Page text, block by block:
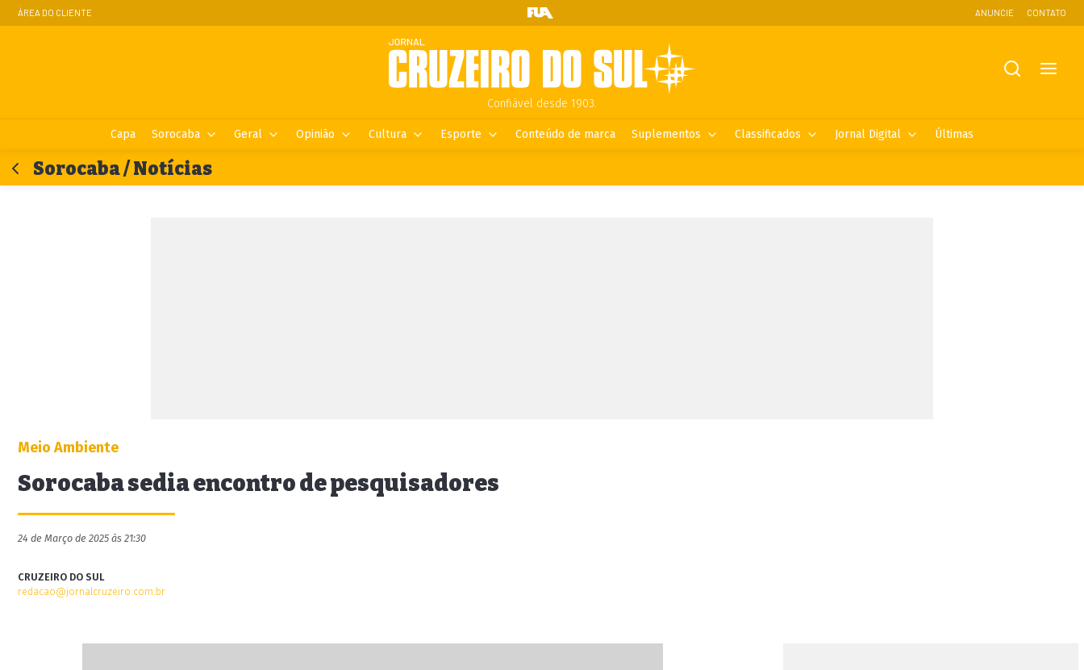
ÁREA DO CLIENTE ANUNCIE CONTATO
Confiável desde 1903.
Capa Sorocaba Geral Opinião Cultura Esporte Conteúdo de marca Suplementos Classificados Jornal Digital Últimas
Sorocaba / Notícias
Meio Ambiente
Sorocaba sedia encontro de pesquisadores
24 de Março de 2025 às 21:30
CRUZEIRO DO SUL
redacao@jornalcruzeiro.com.br